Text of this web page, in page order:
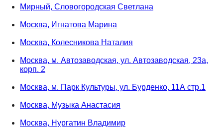
Мирный, Словогородская Светлана
Москва, Игнатова Марина
Москва, Колесникова Наталия
Москва, м. Автозаводская, ул. Автозаводская, 23а,
корп. 2
Москва, м. Парк Культуры, ул. Бурденко, 11А стр.1
Москва, Музыка Анастасия
Москва, Нургатин Владимир